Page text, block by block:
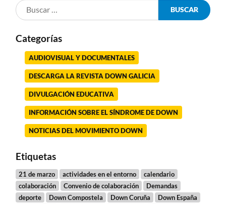
Categorías
AUDIOVISUAL Y DOCUMENTALES
DESCARGA LA REVISTA DOWN GALICIA
DIVULGACIÓN EDUCATIVA
INFORMACIÓN SOBRE EL SÍNDROME DE DOWN
NOTICIAS DEL MOVIMIENTO DOWN
Etiquetas
21 de marzo actividades en el entorno
calendario
colaboración
Convenio de colaboración
Demandas
deporte
Down Compostela Down Coruña
Down España